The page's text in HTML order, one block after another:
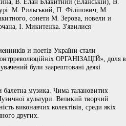
В. Елан Блакитний (Еланській), В.
М. Рильський, П. Філіпович, М.
сонети М. Зерова, новели и
І. Микитенка. З'явилися
и поетів України стали
ОРГАНІЗАЦІЙ», доля в
були заарештовані деякі
балетна музика. Чима талановитих
культури. Великий творчий
виконавчих колектівів, среди якіх
других.